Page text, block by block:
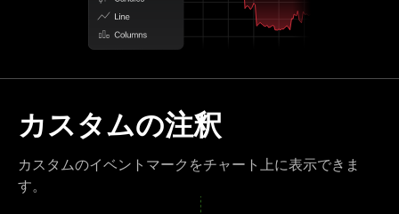
カスタムの注釈
カスタムのイベントマークをチャート上に表示できま
す。